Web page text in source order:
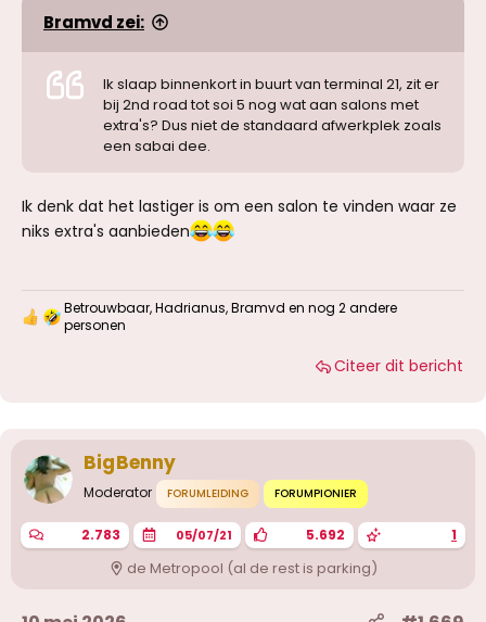
Bramvd zei:
Ik slaap binnenkort in buurt van terminal 21, zit er
bij 2nd road tot soi 5 nog wat aan salons met
extra's? Dus niet de standaard afwerkplek zoals
een sabai dee.
Ik denk dat het lastiger is om een salon te vinden waar ze
niks extra's aanbieden
W
n
g
:
Betrouwbaar,Hadrianus,Bramvd en nog 2 andere
personen
Citeer dit bericht
BigBenny
Moderator FORUMLEIDING FORUMPIONIER
2.783 05/07/21 5.692 1
de Metropool (al de rest is parking)